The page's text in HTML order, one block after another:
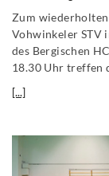
Zum
Vohwinkeler STV
des Bergischen
18.30 Uhr treffen
[...]